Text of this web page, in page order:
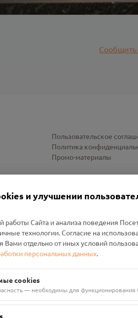
Сообщить
Пользовательское
Политика
Промо-материалы
улица Западная, д. 26А, пом. 18
и улучшении
работы Сайта и анализа поведения
технологии. Согласие на
Вами отдельно от иных условий
персональных данных.
cookies
— необходимы для функционирования